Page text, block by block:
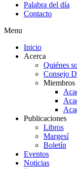
Palabra del día
Contacto
Menu
Inicio
Acerca
Quiénes
Consejo
Miembros
Publicaciones
Libros
Margesí
Boletín
Eventos
Noticias